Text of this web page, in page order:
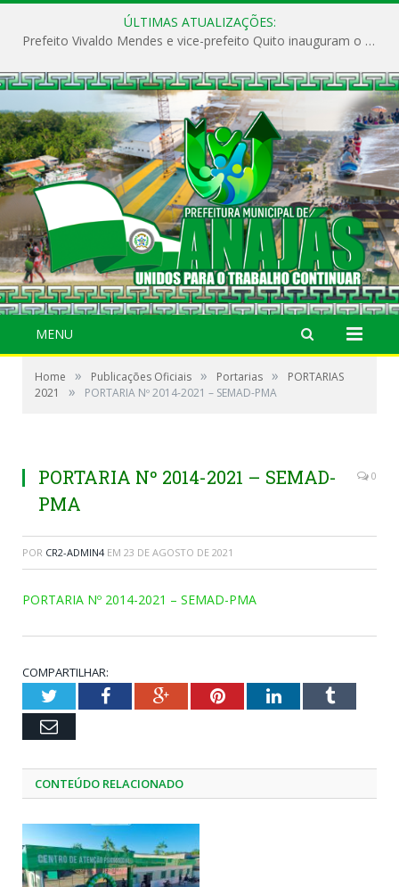
ÚLTIMAS ATUALIZAÇÕES:
Prefeito Vivaldo Mendes e vice-prefeito Quito inauguram o CAPS e fortalecem a saúde pública em Anajás.
MENU
Home » Publicações Oficiais » Portarias »
PORTARIAS
2021
» PORTARIA Nº 2014-2021 – SEMAD-PMA
PORTARIA Nº 2014-2021 – SEMAD-
PMA
0
POR CR2-ADMIN4 EM 23 DE AGOSTO DE 2021
PORTARIA Nº 2014-2021 – SEMAD-PMA
COMPARTILHAR:
TwitterFacebookGoogle+PinterestLinkedInTumblr
Email
CONTEÚDO RELACIONADO